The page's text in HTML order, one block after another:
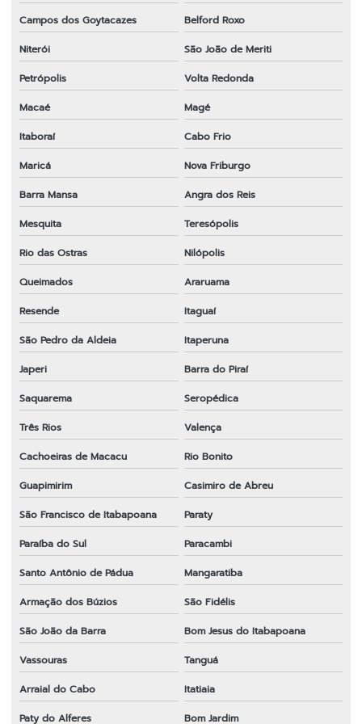
Peças para roçadeira a gasolina
Peças para roçadeira importada em sp
Peças para roçadeira rio de janeiro
Peças para roçadeira rj
Peças para roçadeira em sp
Peças para roçadeira em sp
Ponteira completa para roçadeira
Roçadeira 43cc
Roçadeira em sp
Sabre para motosserra em sp
Tambor de embreagem para roçadeira em sp
Transmissão completa para roçadeira
Transmissão para roçadeira 28x9
Transmissão para roçadeira importada
Venda de peças para roçadeiras
Campos dos Goytacazes
Belford Roxo
Niterói
São João de Meriti
Petrópolis
Volta Redonda
Macaé
Magé
Itaboraí
Cabo Frio
Maricá
Nova Friburgo
Barra Mansa
Angra dos Reis
Mesquita
Teresópolis
Rio das Ostras
Nilópolis
Queimados
Araruama
Resende
Itaguaí
São Pedro da Aldeia
Itaperuna
Japeri
Barra do Piraí
Saquarema
Seropédica
Três Rios
Valença
Cachoeiras de Macacu
Rio Bonito
Guapimirim
Casimiro de Abreu
São Francisco de Itabapoana
Paraty
Paraíba do Sul
Paracambi
Santo Antônio de Pádua
Mangaratiba
Armação dos Búzios
São Fidélis
São João da Barra
Bom Jesus do Itabapoana
Vassouras
Tanguá
Arraial do Cabo
Itatiaia
Paty do Alferes
Bom Jardim